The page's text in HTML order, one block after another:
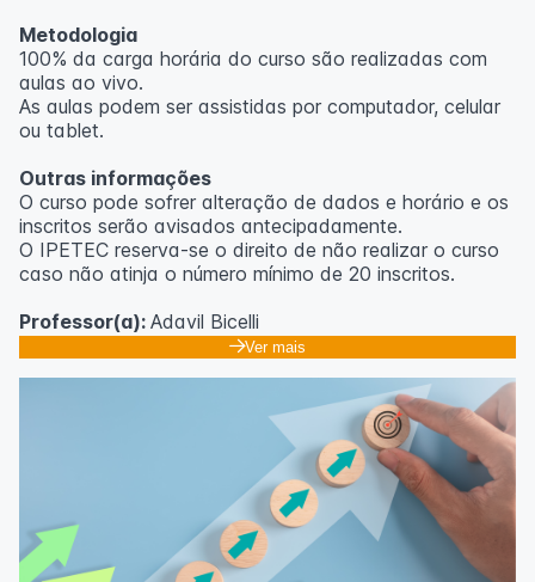
Metodologia
100% da carga horária do curso são realizadas com
aulas ao vivo.
As aulas podem ser assistidas por computador, celular
ou tablet.
Outras informações
O curso pode sofrer alteração de dados e horário e os
inscritos serão avisados ​​antecipadamente.
O IPETEC reserva-se o direito de não realizar o curso
caso não atinja o número mínimo de 20 inscritos.
Professor(a): Adavil Bicelli
Ver mais